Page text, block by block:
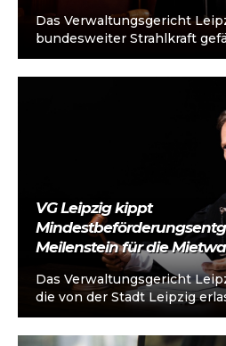
Das Verwaltungsgericht
bundesweiter Strahlkraft
eines
Mietwagen durch die Stadt
VG Leipzig kippt
Meilenstein für die
Das Verwaltungsgericht
die von der Stadt Leipzig
Mindestentgeltregelung für
rechtswidrig eingestuft.